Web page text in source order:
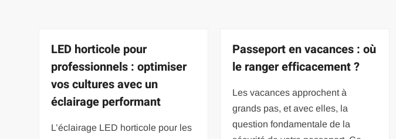
LED horticole pour
professionnels : optimiser
vos cultures avec un
éclairage performant
L’éclairage LED horticole pour les
Passeport en vacances : où
le ranger efficacement ?
Les vacances approchent à
grands pas, et avec elles, la
question fondamentale de la